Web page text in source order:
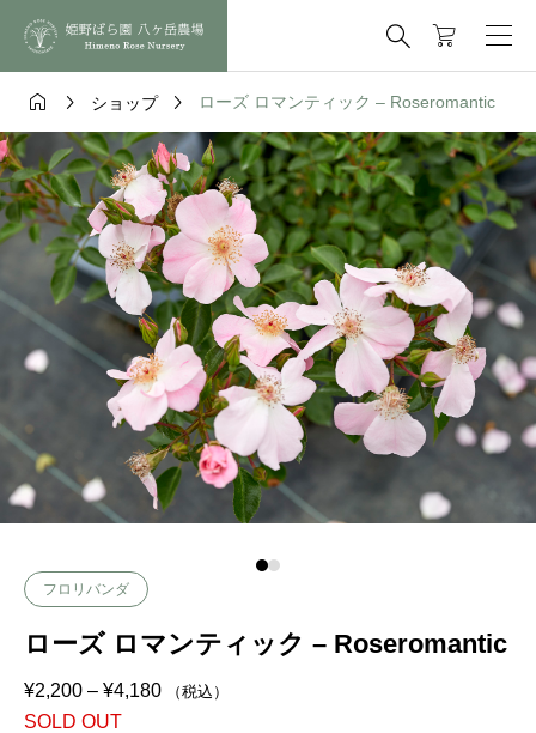

  ショップ  ローズ ロマンティック – Roseromantic
フロリバンダ
ローズ ロマンティック – Roseromantic
¥2,200 – ¥4,180価（税込）
SOLD OUT